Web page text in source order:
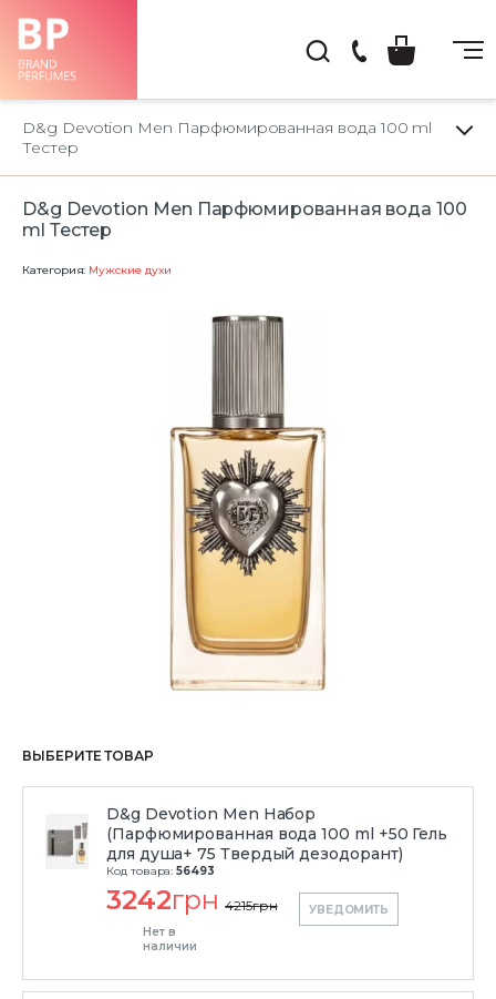
66-
22
D&g Devotion Men Парфюмированная вода 100 ml
Тестер
D&g Devotion Men Парфюмированная вода 100
ml Тестер
Категория: Мужские духи
ВЫБЕРИТЕ ТОВАР
D&g Devotion Men Набор
(Парфюмированная вода 100 ml +50 Гель
для душа+ 75 Твердый дезодорант)
Код товара: 56493
3242грн 4215грн
Нет в
наличии
УВЕДОМИТЬ